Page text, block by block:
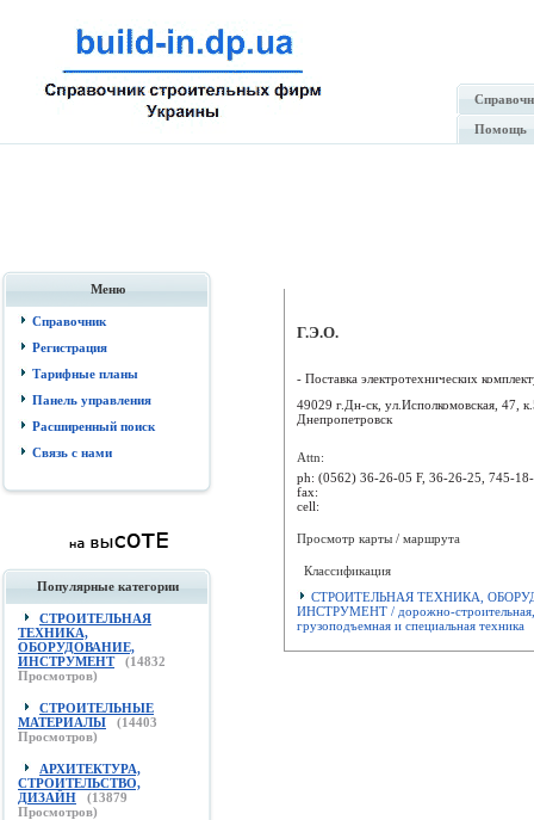
Помощь
Меню
Справочник
Регистрация
Тарифные планы
Панель управления
Расширенный поиск
Связь с нами
Популярные категории
СТРОИТЕЛЬНАЯ
ТЕХНИКА,
ОБОРУДОВАНИЕ,
ИНСТРУМЕНТ
(14832
Просмотров)
СТРОИТЕЛЬНЫЕ
МАТЕРИАЛЫ
(14403
Просмотров)
АРХИТЕКТУРА,
СТРОИТЕЛЬСТВО,
ДИЗАЙН
(13879
Просмотров)
Г.Э.О.
- Поставка электротехнических
49029 г.Дн-ск, ул.Исполкомовская, 47,
Днепропетровск
Attn:
ph: (0562) 36-26-05 F, 36-26-25, 745-
fax:
cell:
Просмотр карты / маршрута
Классификация
СТРОИТЕЛЬНАЯ ТЕХНИКА,
ИНСТРУМЕНТ / дорожно-строительная,
грузоподъемная и специальная техника